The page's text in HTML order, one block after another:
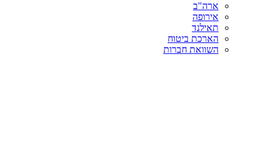
ארה"ב
אירופה
תאילנד
הארכת ביטוח
השוואת חברות